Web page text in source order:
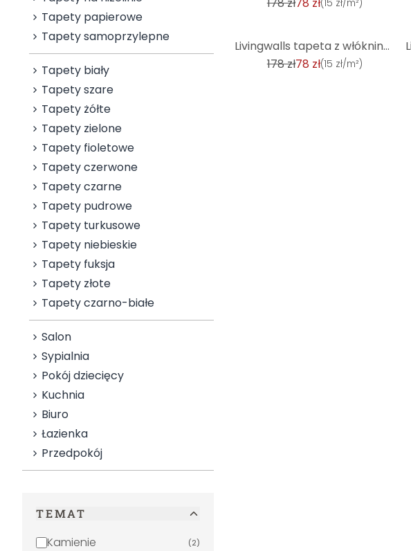
Tapety papierowe
Tapety samoprzylepne
Tapety biały
Tapety szare
Tapety żółte
Tapety zielone
Tapety fioletowe
Tapety czerwone
Tapety czarne
Tapety pudrowe
Tapety turkusowe
Tapety niebieskie
Tapety fuksja
Tapety złote
Tapety czarno-białe
Salon
Sypialnia
Pokój dziecięcy
Kuchnia
Biuro
Łazienka
Przedpokój
TEMAT
Kamienie (2)
(15 zł/m²)
Livingwalls tapeta z włókniny Metropolitan Stories tapeta 3D o wyglądzie marmuru Alena St. Petersbur
178 zł78 zł(15 zł/m²)